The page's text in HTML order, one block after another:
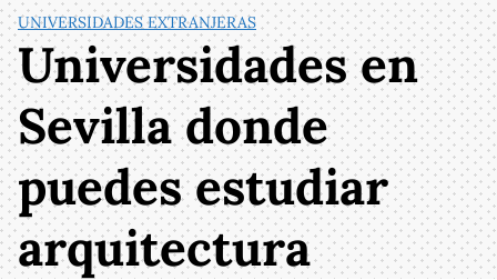
UNIVERSIDADES EXTRANJERAS
Universidades en
Sevilla donde
puedes estudiar
arquitectura